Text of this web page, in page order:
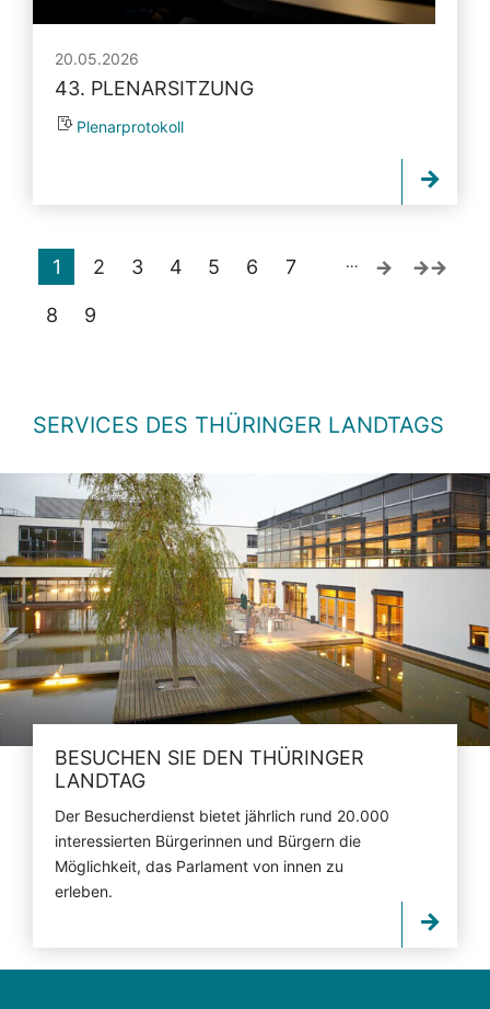
20.05.2026
43. PLENARSITZUNG
Plenarprotokoll
1 2 3 4 5 6 7
8 9
…
SERVICES DES THÜRINGER LANDTAGS
BESUCHEN SIE DEN THÜRINGER
LANDTAG
Der Besucherdienst bietet jährlich rund 20.000
interessierten Bürgerinnen und Bürgern die
Möglichkeit, das Parlament von innen zu
erleben.